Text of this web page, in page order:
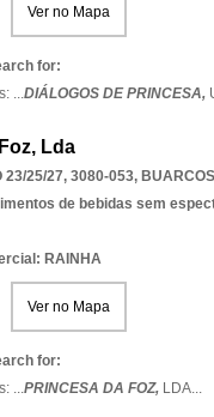
Ver no Mapa
for:
...DIÁLOGOS DE PRINCESA,
Lda
23/25/27, 3080-053,
de bebidas sem
RAINHA
Ver no Mapa
for:
...PRINCESA DA FOZ, LDA...